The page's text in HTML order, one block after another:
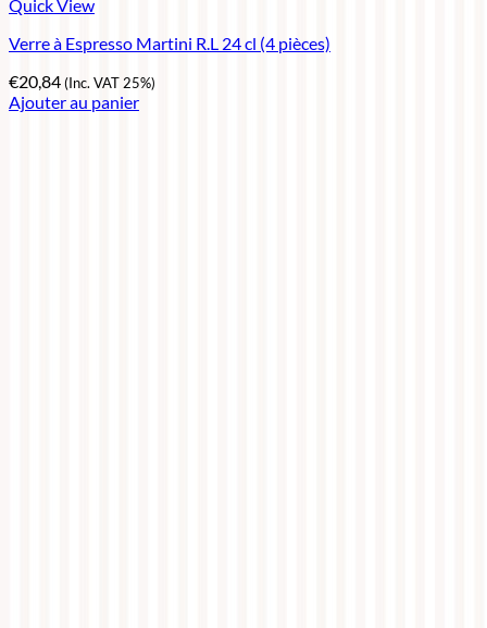
Quick View
Verre à Espresso Martini R.L 24 cl (4 pièces)
€20,84(Inc. VAT 25%)
Ajouter au panier